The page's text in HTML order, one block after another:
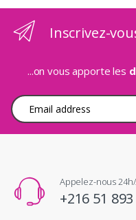
Inscrivez-
...on vous apporte les
Adresse e-mail
Appelez-nous
+216 51